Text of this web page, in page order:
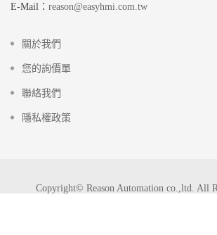
E-Mail： reason@easyhmi.com.tw
關於我們
您的詢價單
聯絡我們
隱私權政策
Copyright© Reason Automation co.,ltd. All